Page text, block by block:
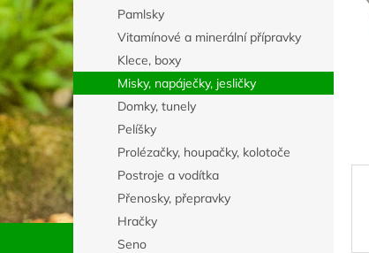
e
l
Pamlsky
Vitamínové a minerální přípravky
Klece, boxy
Misky, napáječky, jesličky
Domky, tunely
Pelíšky
Prolézačky, houpačky, kolotoče
Postroje a vodítka
Přenosky, přepravky
Hračky
Seno